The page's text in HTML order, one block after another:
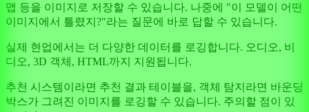
맵 등을 이미지로 저장할 수 있습니다. 나중에 "이 모델이 어떤
이미지에서 틀렸지?"라는 질문에 바로 답할 수 있습니다.
실제 현업에서는 더 다양한 데이터를 로깅합니다. 오디오, 비
디오, 3D 객체, HTML까지 지원됩니다.
추천 시스템이라면 추천 결과 테이블을, 객체 탐지라면 바운딩
박스가 그려진 이미지를 로깅할 수 있습니다. 주의할 점이 있